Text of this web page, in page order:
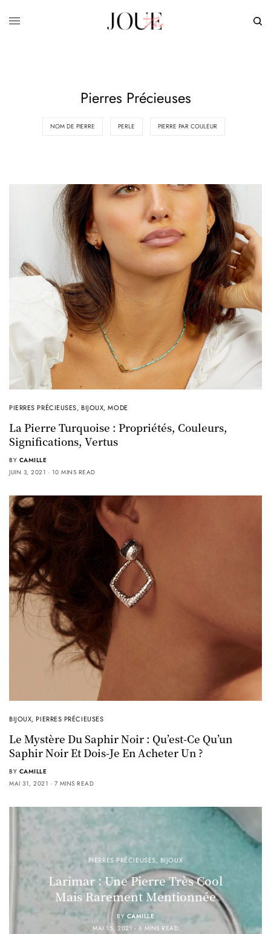
Pierres Précieuses
NOM DE PIERRE PERLE PIERRE PAR COULEUR
PIERRES PRÉCIEUSES,BIJOUX,MODE
La Pierre Turquoise : Propriétés, Couleurs,
Significations, Vertus
BY CAMILLE
JUIN 3, 2021
10 MINS READ
BIJOUX,PIERRES PRÉCIEUSES
Le Mystère Du Saphir Noir : Qu’est-Ce Qu’un
Saphir Noir Et Dois-Je En Acheter Un ?
BY CAMILLE
MAI 31, 2021
7 MINS READ
PIERRES PRÉCIEUSES, BIJOUX
Larimar : Une Pierre Très Cool
Mais Rarement Mentionnée
BY CAMILLE
MAI 15, 2021
6 MINS READ